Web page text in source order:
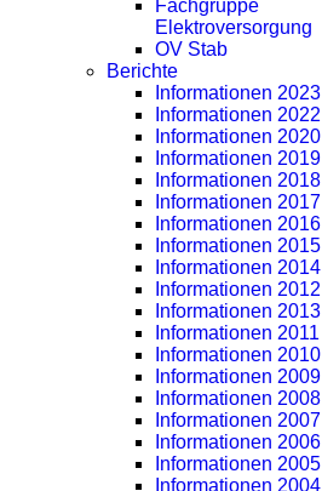
Fachgruppe
Elektroversorgung
OV Stab
Berichte
Informationen 2023
Informationen 2022
Informationen 2020
Informationen 2019
Informationen 2018
Informationen 2017
Informationen 2016
Informationen 2015
Informationen 2014
Informationen 2012
Informationen 2013
Informationen 2011
Informationen 2010
Informationen 2009
Informationen 2008
Informationen 2007
Informationen 2006
Informationen 2005
Informationen 2004